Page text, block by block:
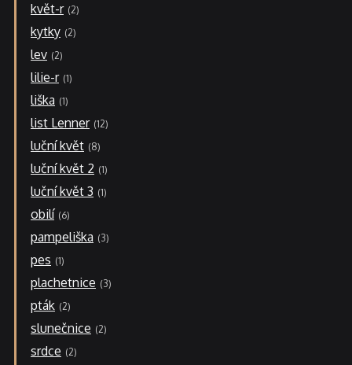
květ-r 2
kytky 2
lev 2
lilie-r 1
liška 1
list Lenner 12
luční květ 8
luční květ 2 1
luční květ 3 1
obilí 6
pampeliška 3
pes 1
plachetnice 3
pták 2
slunečnice 2
srdce 2